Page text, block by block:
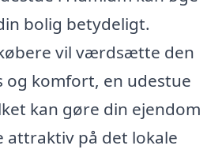
bolig betydeligt.
vil værdsætte den
og komfort, en udestue
kan gøre din ejendom
attraktiv på det lokale